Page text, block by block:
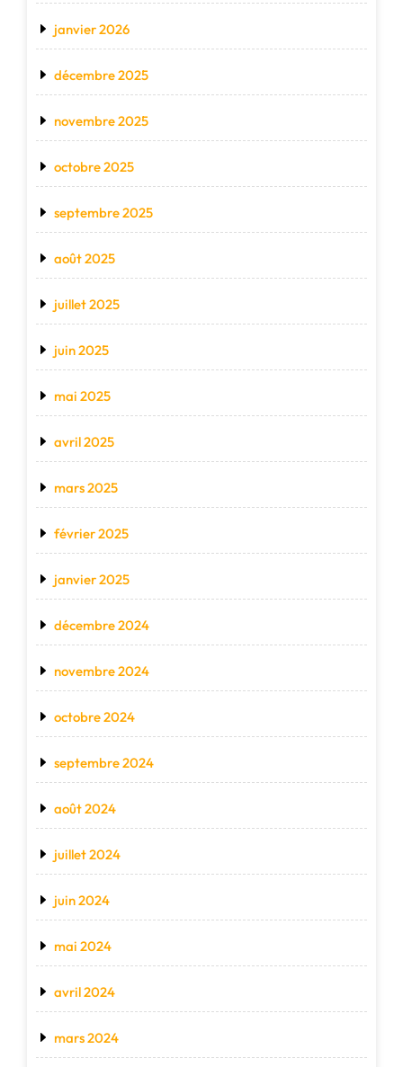
janvier 2026
décembre 2025
novembre 2025
octobre 2025
septembre 2025
août 2025
juillet 2025
juin 2025
mai 2025
avril 2025
mars 2025
février 2025
janvier 2025
décembre 2024
novembre 2024
octobre 2024
septembre 2024
août 2024
juillet 2024
juin 2024
mai 2024
avril 2024
mars 2024